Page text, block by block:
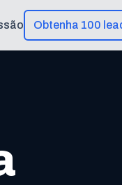
Obtenha 100